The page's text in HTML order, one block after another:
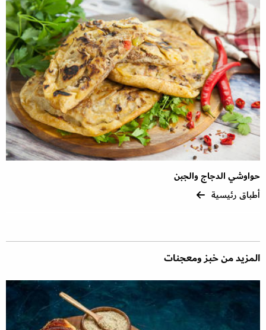
حواوشي الدجاج والجبن
أطباق رئيسية
المزيد من خبز ومعجنات